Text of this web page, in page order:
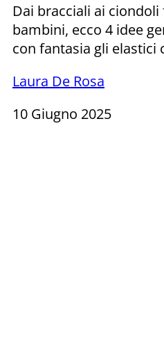
Dai bracciali ai
bambini, ecco 4 idee
con fantasia gli elastici
Laura De Rosa
10 Giugno 2025